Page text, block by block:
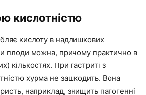
кислотністю
кислоту в надлишкових
плоди можна, причому практично в
кількостях. При гастриті з
хурма не зашкодить. Вона
наприклад, знищить патогенні